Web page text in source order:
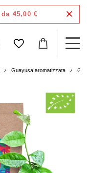
da 45,00 €
Guayusa aromatizzata